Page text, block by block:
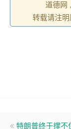
道德网
转载请注明
特朗普终于撑不